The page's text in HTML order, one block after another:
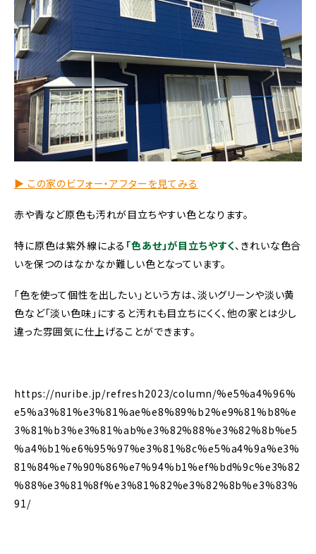
▶︎ この家のビフォー・アフターを見てみる
赤や青など原色も汚れが目立ちやすい色となります。
特に原色は紫外線による 「色あせ」が目立ちやすく、きれいな色合
いを保つのはなかなか難しい色となっています。
「色を使って個性を出したい」という方は、淡いグリーンや淡い黄
色など「淡い色味」にすると汚れも目立ちにくく、他の家とは少し
違った雰囲気に仕上げることができます。
https://nuribe.jp/refresh2023/column/%e5%a4%96%
e5%a3%81%e3%81%ae%e8%89%b2%e9%81%b8%e
3%81%b3%e3%81%ab%e3%82%88%e3%82%8b%e5
%a4%b1%e6%95%97%e3%81%8c%e5%a4%9a%e3%
81%84%e7%90%86%e7%94%b1%ef%bd%9c%e3%82
%88%e3%81%8f%e3%81%82%e3%82%8b%e3%83%
91/